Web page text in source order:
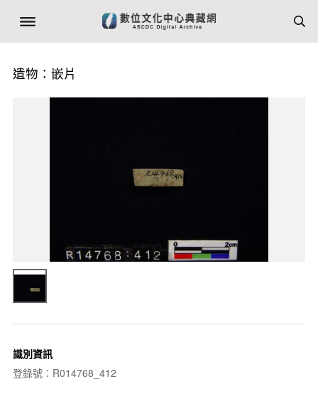
遺物：嵌片
識別資訊
登錄號：R014768_412